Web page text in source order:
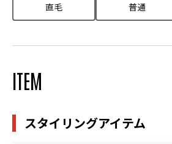
直毛 普通
ITEM
スタイリングアイテム